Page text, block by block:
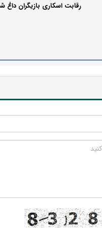
رقابت اسکاری بازیگران داغ